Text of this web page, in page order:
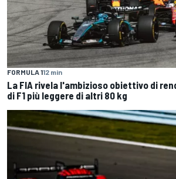
FORMULA 112 min
La FIA rivela l'ambizioso obiettivo di
di F1 più leggere di altri 80 kg